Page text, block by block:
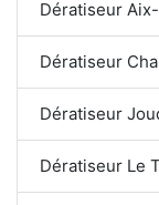
Dératiseur
Dératiseur
Dératiseur
Dératiseur Le